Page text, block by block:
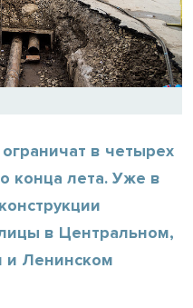
в четырех
конца лета. Уже в
в Центральном,
и Ленинском